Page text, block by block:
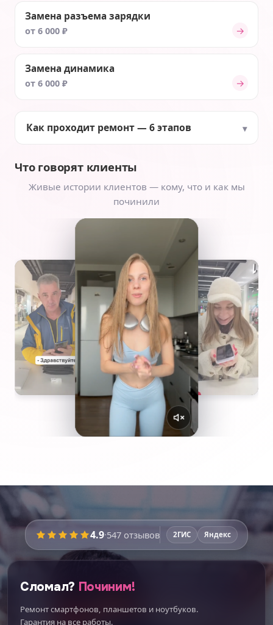
Замена разъема зарядки
от 6 000 ₽ →
Замена динамика
от 6 000 ₽ →
Как проходит ремонт — 6 этапов
Что говорят клиенты
Живые истории клиентов — кому, что и как мы
починили
4.9·547 отзывов 2ГИС Яндекс
Сломал? Починим!
Ремонт смартфонов, планшетов и ноутбуков.
Гарантия на все работы.